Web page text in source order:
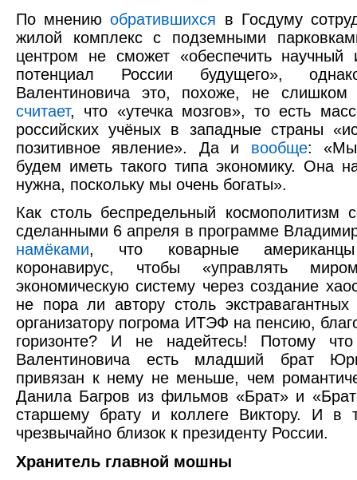
По мнениюобратившихся в Госдуму
жилой комплекс с подземными
центром не сможет «обеспечить научный
потенциал России будущего»,
Валентиновича это, похоже, не слишком
считает, что «утечка мозгов», то есть
российских учёных в западные страны
позитивное явление». Да и вообще: «Мы
будем иметь такого типа экономику. Она
нужна, поскольку мы очень богаты».
Как столь беспредельный космополитизм
сделанными 6 апреля в программе
намёками, что коварные американцы
коронавирус, чтобы «управлять
экономическую систему через создание
не пора ли автору столь
организатору погрома ИТЭФ на пенсию,
горизонте? И не надейтесь! Потому
Валентиновича есть младший брат
привязан к нему не меньше, чем
Данила Багров из фильмов «Брат» и
старшему брату и коллеге Виктору. И в
чрезвычайно близок к президенту России.
Хранитель главной мошны